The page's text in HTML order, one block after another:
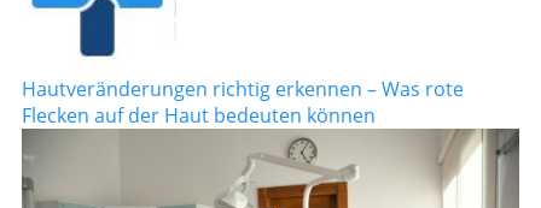
Hautveränderungen richtig erkennen – Was rote
Flecken auf der Haut bedeuten können